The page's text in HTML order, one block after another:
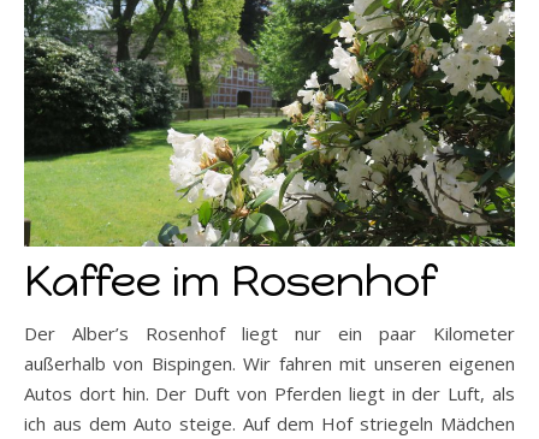
Kaffee im Rosenhof
Der Alber’s Rosenhof liegt nur ein paar Kilometer
außerhalb von Bispingen. Wir fahren mit unseren eigenen
Autos dort hin. Der Duft von Pferden liegt in der Luft, als
ich aus dem Auto steige. Auf dem Hof striegeln Mädchen